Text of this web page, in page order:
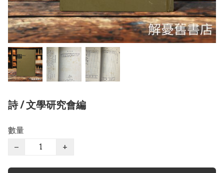
詩 / 文學研究會編
數量
−
+